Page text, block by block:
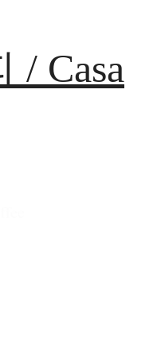
/ Casa